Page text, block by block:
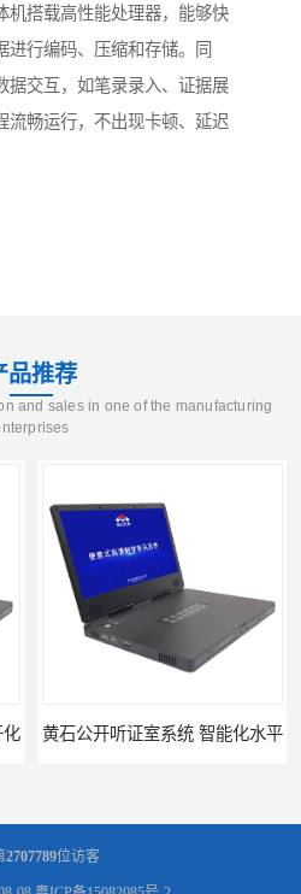
机搭载高性能处理器，能够快
进行编码、压缩和存储。同
据交互，如笔录录入、证据展
流畅运行，不出现卡顿、延迟
品推荐
and sales in one of the manufacturing
化 黄石公开听证室系统 智能化水平
2707789位访客